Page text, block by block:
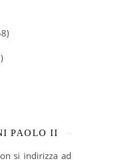
PAOLO II